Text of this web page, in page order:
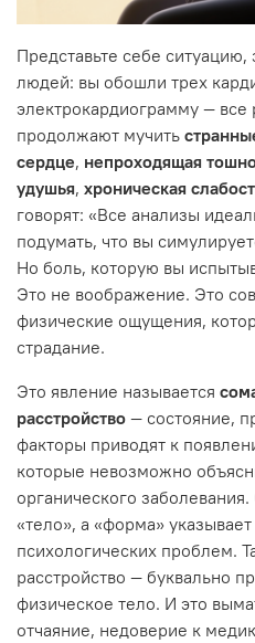
Представьте себе
людей: вы обошли трех
электрокардиограмму — все
продолжают мучить
сердце, непроходящая
удушья, хроническая
говорят: «Все анализы
подумать, что вы
Но боль, которую вы
Это не воображение. Это
физические ощущения,
страдание.
Это явление называется
расстройство — состояние,
факторы приводят к
которые невозможно
органического
«тело», а «форма»
психологических проблем.
расстройство — буквально
физическое тело. И это
отчаяние, недоверие к